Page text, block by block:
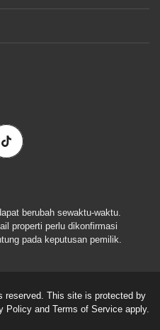
berubah sewaktu-waktu.
properti perlu dikonfirmasi
pada keputusan pemilik.
reserved. This site is protected by
Policy and Terms of Service apply.